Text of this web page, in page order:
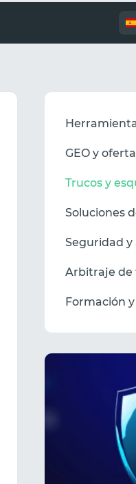
GEO y
Trucos y
Soluciones
Seguridad
Arbitraje de
Formación